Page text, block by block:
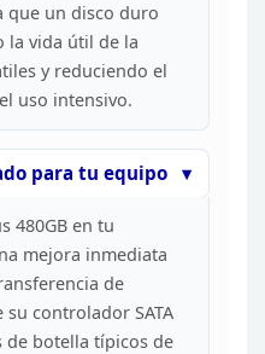
que un disco duro
vida útil de la
yreduciendo el
uso intensivo.
para tu equipo
480GB en tu
mejora inmediata
de
controlador SATA
de botella típicos de